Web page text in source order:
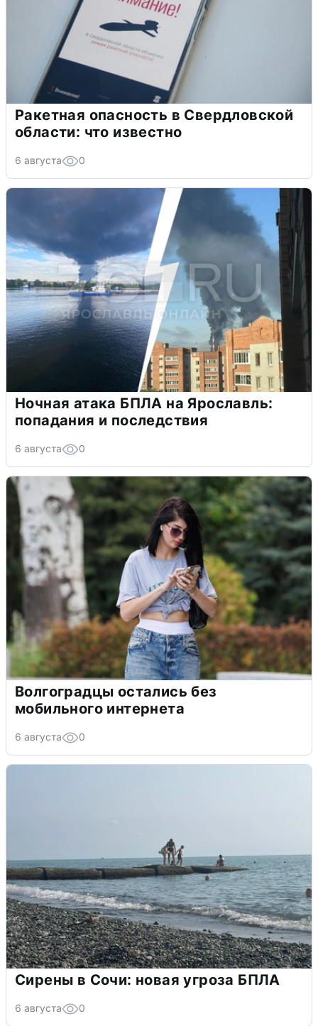
Ракетная опасность в Свердловской
области: что известно
6 августа 0
Ночная атака БПЛА на Ярославль:
попадания и последствия
6 августа 0
Волгоградцы остались без
мобильного интернета
6 августа 0
Сирены в Сочи: новая угроза БПЛА
6 августа 0